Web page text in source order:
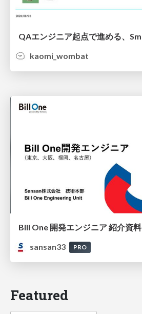
kaomi_wombat
Bill One 開発エンジニア 紹介資料
sansan33
PRO
Featured